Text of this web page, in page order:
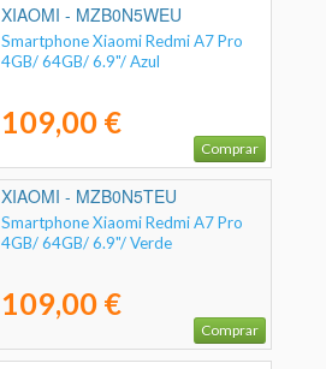
XIAOMI - MZB0N5WEU
Smartphone Xiaomi Redmi A7 Pro
4GB/ 64GB/ 6.9"/ Azul
109,00 €
Comprar
XIAOMI - MZB0N5TEU
Smartphone Xiaomi Redmi A7 Pro
4GB/ 64GB/ 6.9"/ Verde
109,00 €
Comprar